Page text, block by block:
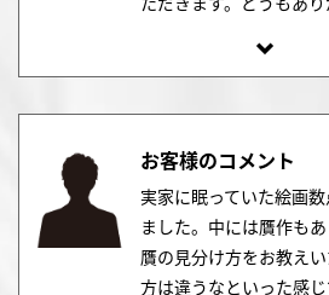
お客様のコメント
実家に眠っていた絵画
ました。中には贋作も
贋の見分け方をお教え
方は違うなといった感